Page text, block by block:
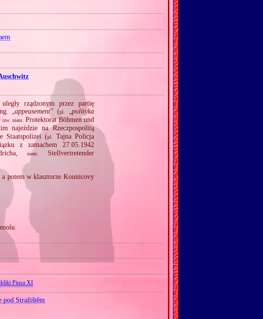
rządzonym przez partię
„appeasement” (pl. „polityka
tzw. niem. Protektorat Böhmen und
najeździe na Rzeczpospolitą
Staatspolizei (pl.
Tajna Policja
z zamachem 27.05.1942
niem.
Stellvertretender
potem w klasztorze Kounicovy
Piusa XI
pod Stražištěm